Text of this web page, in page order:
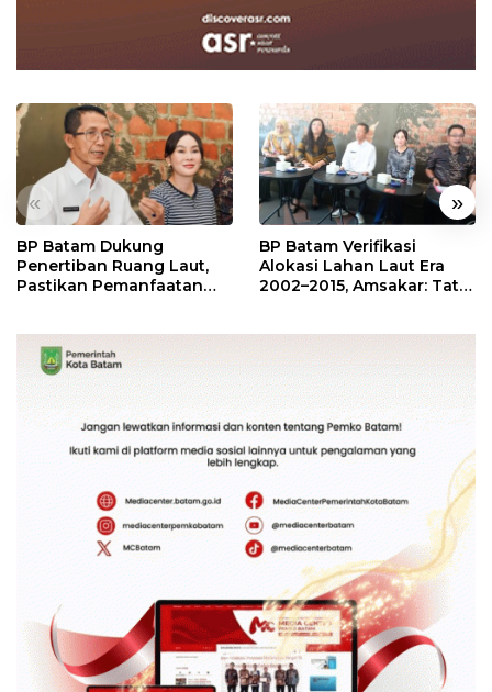
« »
BP Batam Dukung
Penertiban Ruang Laut,
Pastikan Pemanfaatan
BP Batam Verifikasi
Alokasi Lahan Laut Era
2002–2015, Amsakar: Tata